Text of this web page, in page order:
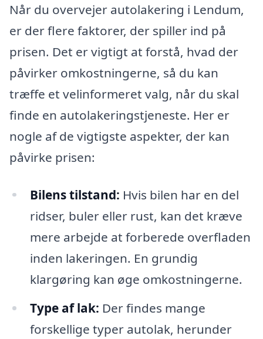
Når du overvejer autolakering i Lendum,
er der flere faktorer, der spiller ind på
prisen. Det er vigtigt at forstå, hvad der
påvirker omkostningerne, så du kan
træffe et velinformeret valg, når du skal
finde en autolakeringstjeneste. Her er
nogle af de vigtigste aspekter, der kan
påvirke prisen:
Bilens tilstand: Hvis bilen har en del
ridser, buler eller rust, kan det kræve
mere arbejde at forberede overfladen
inden lakeringen. En grundig
klargøring kan øge omkostningerne.
Type af lak: Der findes mange
forskellige typer autolak, herunder